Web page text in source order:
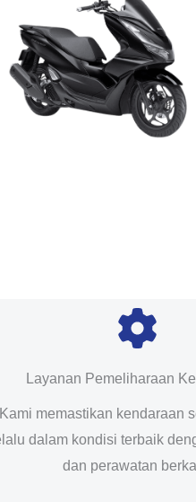
Layanan Pemeliharaan
Kami memastikan kendaraan
dalam kondisi terbaik
dan perawatan